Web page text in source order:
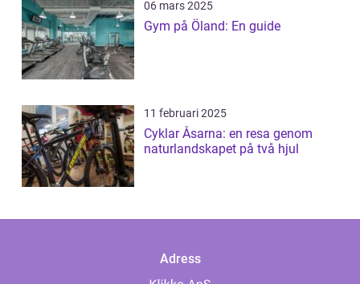
06 mars 2025
Gym på Öland: En guide
11 februari 2025
Cyklar Åsarna: en resa genom
naturlandskapet på två hjul
Adress